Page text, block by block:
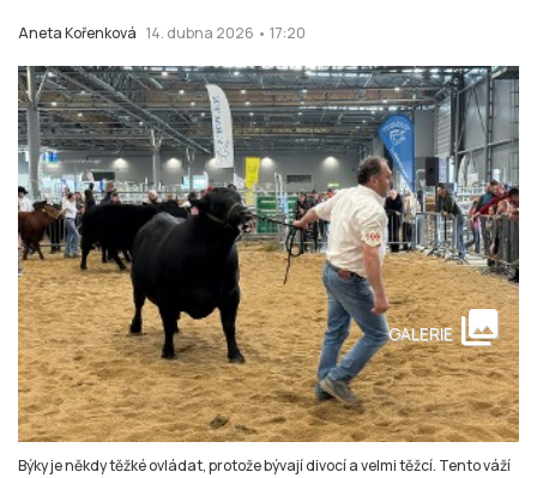
Aneta Kořenková 14. dubna 2026 • 17:20
Býky je někdy těžké ovládat, protože bývají divocí a velmi těžcí. Tento váží
GALERIE collections